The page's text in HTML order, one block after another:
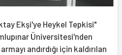
Ekşi'ye Heykel Tepkisi"
Üniversitesi'nden
andırdığı için kaldı­rılan